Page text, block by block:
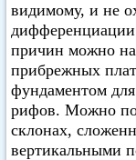
видимому, и не
причин можно
прибрежных
фундаментом
рифов. Можно
склонах,
вертикальными